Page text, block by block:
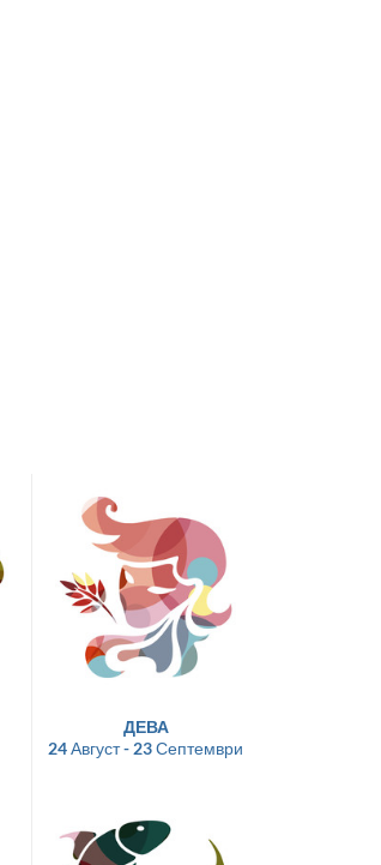
ДЕВА
24 Август - 23 Септември